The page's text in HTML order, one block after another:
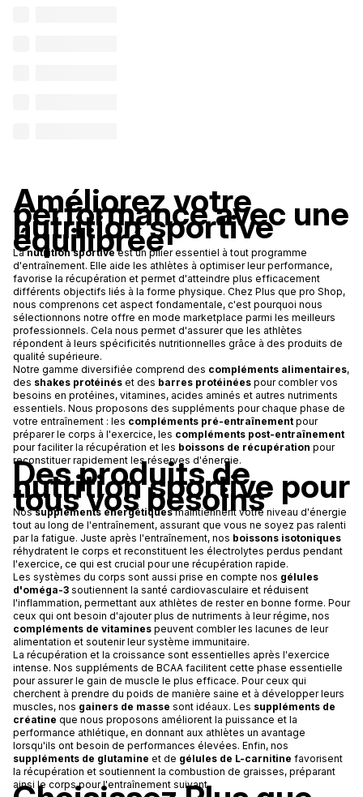
Améliorez votre
performance avec une
nutrition sportive
équilibrée
Lanutrition sportive est un pilier essentiel à tout programme
d'entraînement. Elle aide les athlètes à optimiser leur performance,
favorise la récupération et permet d'atteindre plus efficacement
différents objectifs liés à la forme physique. Chez Plus que pro Shop,
nous comprenons cet aspect fondamentale, c'est pourquoi nous
sélectionnons notre offre en mode marketplace parmi les meilleurs
professionnels. Cela nous permet d'assurer que les athlètes
répondent à leurs spécificités nutritionnelles grâce à des produits de
qualité supérieure.
Notre gamme diversifiée comprend des compléments alimentaires,
des shakes protéinés et des barres protéinées pour combler vos
besoins en protéines, vitamines, acides aminés et autres nutriments
essentiels. Nous proposons des suppléments pour chaque phase de
votre entraînement : les compléments pré-entraînement pour
préparer le corps à l'exercice, les compléments post-entraînement
pour faciliter la récupération et les boissons de récupération pour
reconstituer rapidement les réserves d'énergie.
Des produits de
nutrition sportive pour
tous vos besoins
Nossuppléments énergétiquesmaintiennent votre niveau d'énergie
tout au long de l'entraînement, assurant que vous ne soyez pas ralenti
par la fatigue. Juste après l'entraînement, nos boissons isotoniques
réhydratent le corps et reconstituent les électrolytes perdus pendant
l'exercice, ce qui est crucial pour une récupération rapide.
Les systèmes du corps sont aussi prise en compte nos gélules
d'oméga-3 soutiennent la santé cardiovasculaire et réduisent
l'inflammation, permettant aux athlètes de rester en bonne forme. Pour
ceux qui ont besoin d'ajouter plus de nutriments à leur régime, nos
compléments de vitamines peuvent combler les lacunes de leur
alimentation et soutenir leur système immunitaire.
La récupération et la croissance sont essentielles après l'exercice
intense. Nos suppléments de BCAA facilitent cette phase essentielle
pour assurer le gain de muscle le plus efficace. Pour ceux qui
cherchent à prendre du poids de manière saine et à développer leurs
muscles, nos gainers de masse sont idéaux. Les suppléments de
créatine que nous proposons améliorent la puissance et la
performance athlétique, en donnant aux athlètes un avantage
lorsqu'ils ont besoin de performances élevées. Enfin, nos
suppléments de glutamine et de gélules de L-carnitine favorisent
la récupération et soutiennent la combustion de graisses, préparant
ainsi le corps pour l'entraînement suivant.